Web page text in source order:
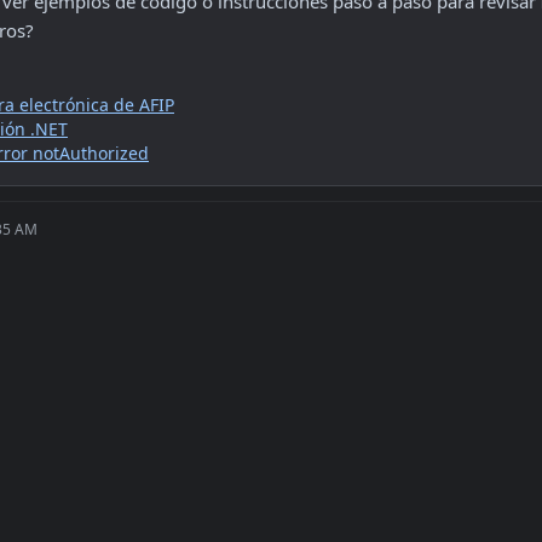
electrónica de AFIP
.NET
notAuthorized
AM